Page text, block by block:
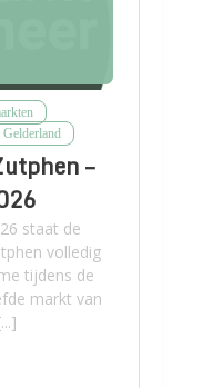
Gelderland
–
staat de
volledig
tijdens de
markt van